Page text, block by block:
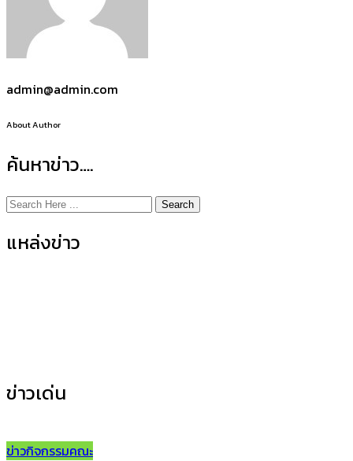
admin@admin.com
About Author
ค้นหาข่าว….
Search
แหล่งข่าว
ข่าวเด่น
ข่าวกิจกรรมคณะ